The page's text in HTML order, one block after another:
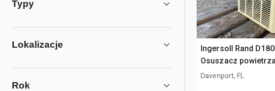
Typy
Lokalizacje
Rok
Ingersoll Rand
Osuszacz powietrza
Davenport, FL